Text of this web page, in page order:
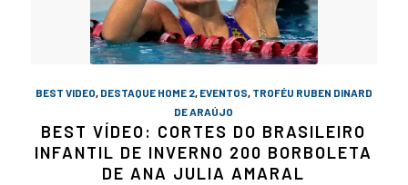
BEST VIDEO, DESTAQUE HOME 2, EVENTOS, TROFÉU RUBEN DINARD
DE ARAÚJO
BEST VÍDEO: CORTES DO BRASILEIRO
INFANTIL DE INVERNO 200 BORBOLETA
DE ANA JULIA AMARAL